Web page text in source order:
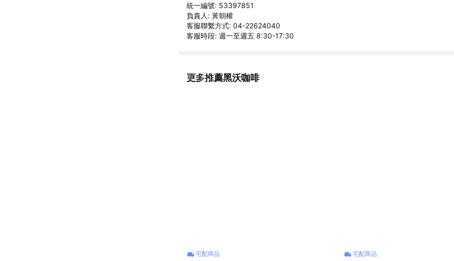
統一編號: 53397851
負責人: 黃朝權
客服聯繫方式: 04-22624040
客服時段: 週一至週五 8:30-17:30
更多推薦黑沃咖啡
看更多
宅配商品 宅配商品